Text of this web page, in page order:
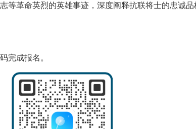
等革命英烈的英雄事迹，深度阐释抗联将士的忠诚
完成报名。